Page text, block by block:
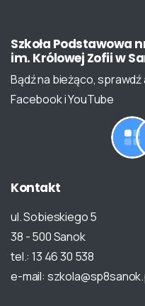
Szkoła Podstawowa
im. Królowej Zofiiw
Bądź na bieżąco,
Facebook i YouTube
Kontakt
ul. Sobieskiego 5
38 - 500 Sanok
tel.: 13 46 30 538
e-mail: